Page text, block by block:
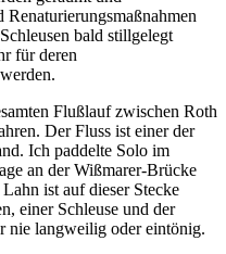
bald stillgelegt
für deren
Flußlauf zwischen Roth
Der Fluss ist einer der
Ich paddelte Solo im
an der Wißmarer-Brücke
ist auf dieser Stecke
einer Schleuse und der
nie langweilig oder eintönig.